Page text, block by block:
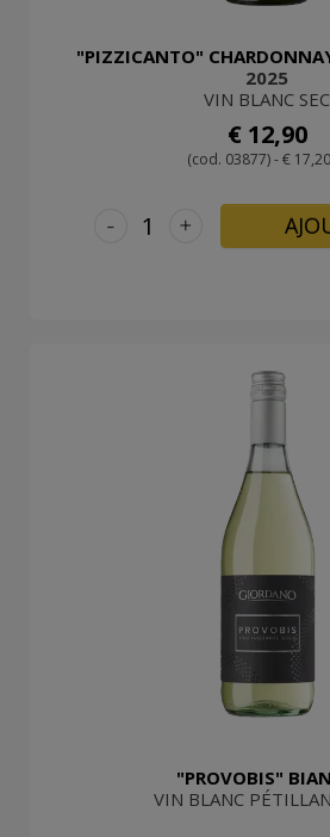
"PIZZICANTO"
2025
VIN BLANC SEC
€ 12,90
(cod. 03877) - €
+
-
"PROVOBIS"
VIN BLANC